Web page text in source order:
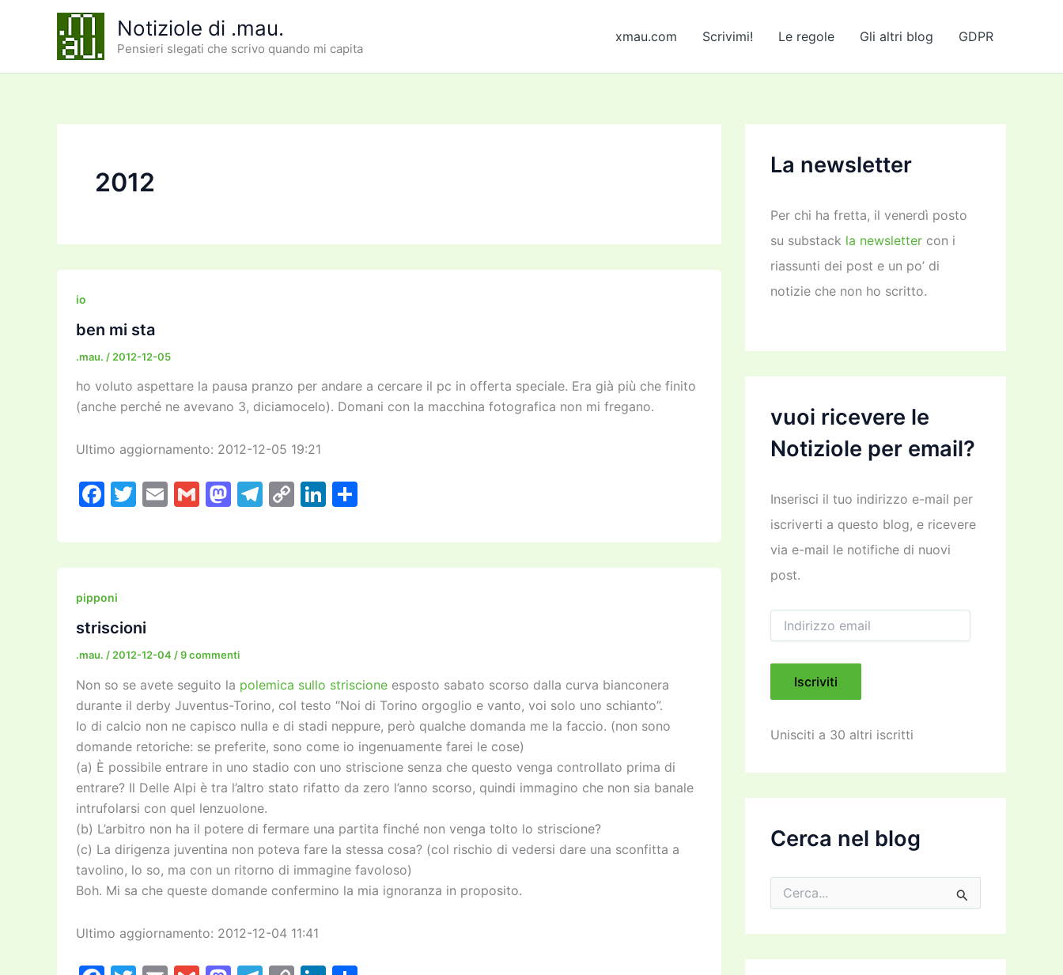
Notiziole di .mau.
Pensieri slegati che scrivo quando mi capita
xmau.com Scrivimi! Le regole Gli altri blog GDPR
2012
io
ben mi sta
.mau. / 2012-12-05
ho voluto aspettare la pausa pranzo per andare a cercare il pc in offerta speciale. Era già più che finito
(anche perché ne avevano 3, diciamocelo). Domani con la macchina fotografica non mi fregano.
Ultimo aggiornamento: 2012-12-05 19:21
F
c
e
b
o
o
T
itt
er
E
ai
l
G
ai
l
M
st
o
n
T
e
gr
C
p
y
Li
k
e
n
di
pipponi
striscioni
.mau. / 2012-12-04 /9 commenti
Non so se avete seguito la polemica sullo striscione esposto sabato scorso dalla curva bianconera
durante il derby Juventus-Torino, col testo “Noi di Torino orgoglio e vanto, voi solo uno schianto”.
Io di calcio non ne capisco nulla e di stadi neppure, però qualche domanda me la faccio. (non sono
domande retoriche: se preferite, sono come io ingenuamente farei le cose)
(a) È possibile entrare in uno stadio con uno striscione senza che questo venga controllato prima di
entrare? Il Delle Alpi è tra l’altro stato rifatto da zero l’anno scorso, quindi immagino che non sia banale
intrufolarsi con quel lenzuolone.
(b) L’arbitro non ha il potere di fermare una partita finché non venga tolto lo striscione?
(c) La dirigenza juventina non poteva fare la stessa cosa? (col rischio di vedersi dare una sconfitta a
tavolino, lo so, ma con un ritorno di immagine favoloso)
Boh. Mi sa che queste domande confermino la mia ignoranza in proposito.
Ultimo aggiornamento: 2012-12-04 11:41
La newsletter
Per chi ha fretta, il venerdì posto
su substack la newsletter con i
riassunti dei post e un po’ di
notizie che non ho scritto.
vuoi ricevere le
Notiziole per email?
Inserisci il tuo indirizzo e-mail per
iscriverti a questo blog, e ricevere
via e-mail le notifiche di nuovi
post.
i
i
z
o
m
Iscriviti
Unisciti a 30 altri iscritti
Cerca nel blog
c
: